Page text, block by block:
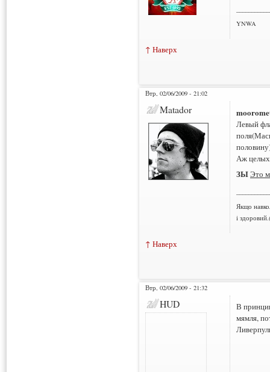
YNWA
↑ Наверх
Втр, 02/06/2009 - 21:02
Matador
Левый
Аж
ЗЫЭто
Якщо
і
↑ Наверх
Втр, 02/06/2009 - 21:32
HUD
В
мямля,